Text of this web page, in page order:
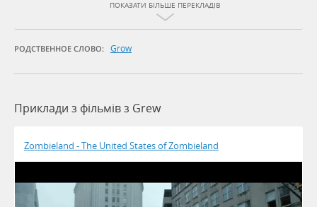
ПОКАЗАТИ БІЛЬШЕ ПЕРЕКЛАДІВ
РОДСТВЕННОЕ СЛОВО: Grow
Приклади з фільмів з Grew
Zombieland - The United States of Zombieland